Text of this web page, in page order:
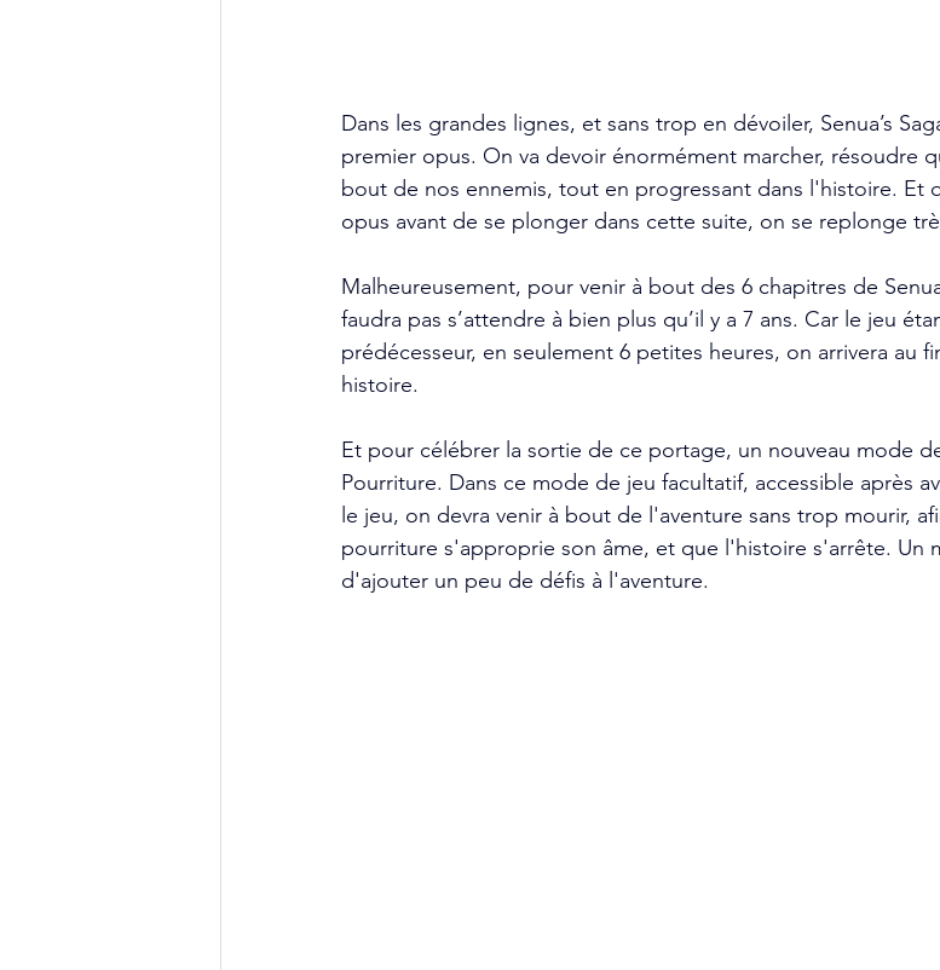
Dans les grandes lignes, et sans trop en dévoiler, Senua’s
premier opus. On va devoir énormément marcher, résoudre
bout de nos ennemis, tout en progressant dans l'histoire. Et
opus avant de se plonger dans cette suite, on se replonge
Malheureusement, pour venir à bout des 6 chapitres de
faudra pas s’attendre à bien plus qu’il y a 7 ans. Car le jeu
prédécesseur, en seulement 6 petites heures, on arrivera au
histoire.
Et pour célébrer la sortie de ce portage, un nouveau mode
Pourriture. Dans ce mode de jeu facultatif, accessible après
le jeu, on devra venir à bout de l'aventure sans trop mourir,
pourriture s'approprie son âme, et que l'histoire s'arrête. Un
d'ajouter un peu de défis à l'aventure.